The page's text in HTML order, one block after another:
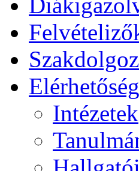
Intézetek